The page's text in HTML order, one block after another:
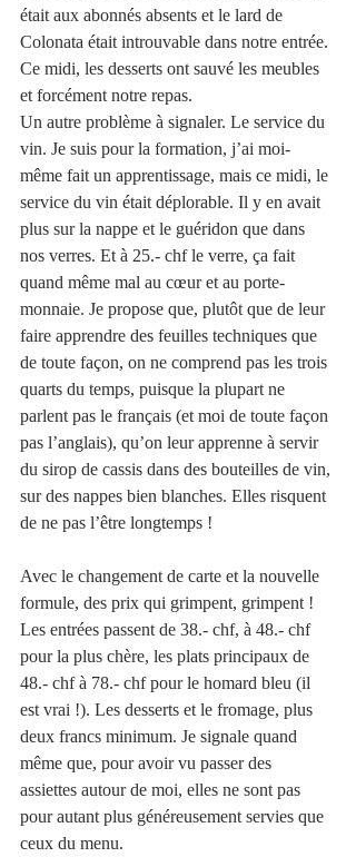
était aux abonnés absents et le lard de
Colonata était introuvable dans notre entrée.
Ce midi, les desserts ont sauvé les meubles
et forcément notre repas.
Un autre problème à signaler. Le service du
vin. Je suis pour la formation, j’ai moi-
même fait un apprentissage, mais ce midi, le
service du vin était déplorable. Il y en avait
plus sur la nappe et le guéridon que dans
nos verres. Et à 25.- chf le verre, ça fait
quand même mal au cœur et au porte-
monnaie. Je propose que, plutôt que de leur
faire apprendre des feuilles techniques que
de toute façon, on ne comprend pas les trois
quarts du temps, puisque la plupart ne
parlent pas le français (et moi de toute façon
pas l’anglais), qu’on leur apprenne à servir
du sirop de cassis dans des bouteilles de vin,
sur des nappes bien blanches. Elles risquent
de ne pas l’être longtemps !
Avec le changement de carte et la nouvelle
formule, des prix qui grimpent, grimpent !
Les entrées passent de 38.- chf, à 48.- chf
pour la plus chère, les plats principaux de
48.- chf à 78.- chf pour le homard bleu (il
est vrai !). Les desserts et le fromage, plus
deux francs minimum. Je signale quand
même que, pour avoir vu passer des
assiettes autour de moi, elles ne sont pas
pour autant plus généreusement servies que
ceux du menu.